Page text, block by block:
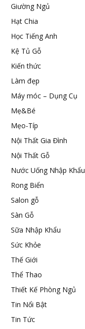
Giường Ngủ
Hạt Chia
Học Tiếng Anh
Kệ Tủ Gỗ
Kiến thức
Làm đẹp
Máy móc – Dụng Cụ
Mẹ&Bé
Mẹo-Típ
Nội Thất Gia Đình
Nội Thất Gỗ
Nước Uống Nhập Khẩu
Rong Biển
Salon gỗ
Sàn Gỗ
Sữa Nhập Khẩu
Sức Khỏe
Thế Giới
Thể Thao
Thiết Kế Phòng Ngủ
Tin Nổi Bật
Tin Tức